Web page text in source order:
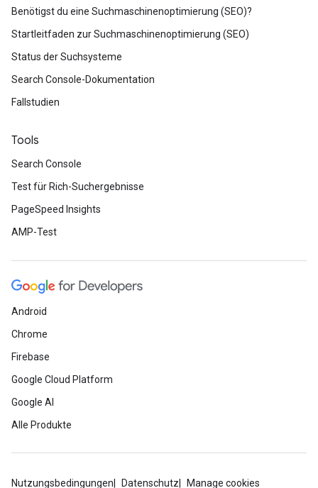
Benötigst du eine Suchmaschinenoptimierung (SEO)?
Startleitfaden zur Suchmaschinenoptimierung (SEO)
Status der Suchsysteme
Search Console-Dokumentation
Fallstudien
Tools
Search Console
Test für Rich-Suchergebnisse
PageSpeed Insights
AMP-Test
Android
Chrome
Firebase
Google Cloud Platform
Google AI
Alle Produkte
Nutzungsbedingungen Datenschutz Manage cookies